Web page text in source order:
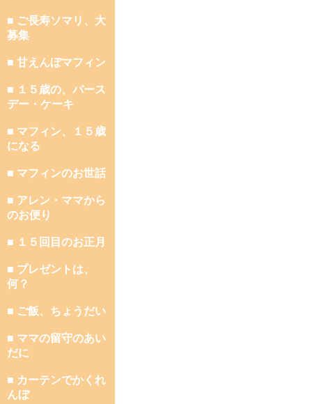
■ ご長寿ソマリ、大
募集
■ 甘えんぼマフィン
■ １５歳の、バース
デー・ケーキ
■ マフィン、１５歳
になる
■ マフィンのお世話
■ アレン・ママから
のお便り
■ １５回目のお正月
■ プレゼントは、
何？
■ ご飯、ちょうだい
■ ママの留守のあい
だに
■ カーテンでかくれ
んぼ